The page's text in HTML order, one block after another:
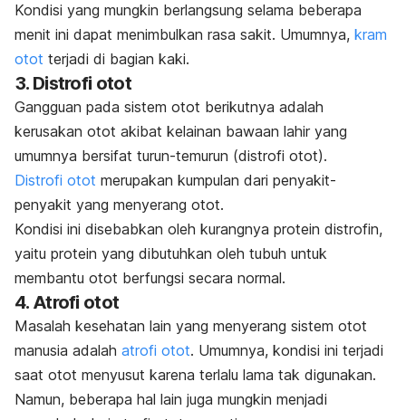
Kondisi yang mungkin berlangsung selama beberapa
menit ini dapat menimbulkan rasa sakit. Umumnya, kram
otot terjadi di bagian kaki.
3. Distrofi otot
Gangguan pada sistem otot berikutnya adalah
kerusakan otot akibat kelainan bawaan lahir yang
umumnya bersifat turun-temurun (distrofi otot).
Distrofi otot merupakan kumpulan dari penyakit-
penyakit yang menyerang otot.
Kondisi ini disebabkan oleh kurangnya protein distrofin,
yaitu protein yang dibutuhkan oleh tubuh untuk
membantu otot berfungsi secara normal.
4. Atrofi otot
Masalah kesehatan lain yang menyerang sistem otot
manusia adalah atrofi otot. Umumnya, kondisi ini terjadi
saat otot menyusut karena terlalu lama tak digunakan.
Namun, beberapa hal lain juga mungkin menjadi